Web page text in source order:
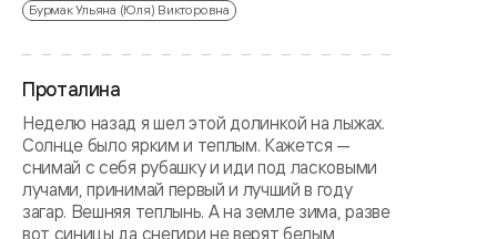
Бурмак Ульяна (Юля) Викторовна
Проталина
Неделю назад я шел этой долинкой на лыжах.
Солнце было ярким и теплым. Кажется —
снимай с себя рубашку и иди под ласковыми
лучами, принимай первый и лучший в году
загар. Вешняя теплынь. А на земле зима, разве
вот синицы да снегири не верят белым